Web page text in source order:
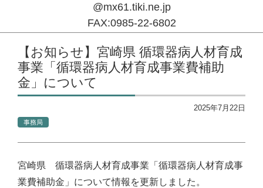
@mx61.tiki.ne.jp
FAX:0985-22-6802
コンテンツに移動
【お知らせ】宮崎県 循環器病人材育成
事業「循環器病人材育成事業費補助
金」について
2025年7月22日
事務局
宮崎県 循環器病人材育成事業「循環器病人材育成事
業費補助金」について情報を更新しました。